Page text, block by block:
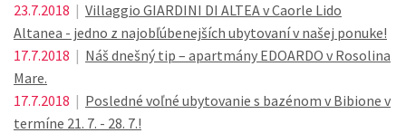
23.7.2018 | Villaggio GIARDINI DI ALTEA v Caorle Lido
Altanea - jedno z najobľúbenejších ubytovaní v našej ponuke!
17.7.2018 | Náš dnešný tip – apartmány EDOARDO v Rosolina
Mare.
17.7.2018 | Posledné voľné ubytovanie s bazénom v Bibione v
termíne 21. 7. - 28. 7.!